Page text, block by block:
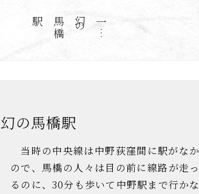
一
…
幻
の
馬
橋
駅
幻の馬橋駅
当時の中央線は中野荻窪間に駅がな
ので、馬橋の人々は目の前に線路が走
るのに、30分も歩いて中野駅まで行か